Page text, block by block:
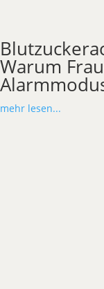
Warum
mehr lesen...